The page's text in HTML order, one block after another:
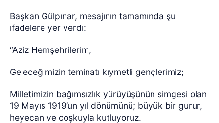
Başkan Gülpınar, mesajının tamamında şu
ifadelere yer verdi:
“Aziz Hemşehrilerim,
Geleceğimizin teminatı kıymetli gençlerimiz;
Milletimizin bağımsızlık yürüyüşünün simgesi olan
19 Mayıs 1919’un yıl dönümünü; büyük bir gurur,
heyecan ve coşkuyla kutluyoruz.